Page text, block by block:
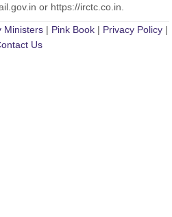
or https://irctc.co.in.
Ministers | Pink Book | Privacy Policy |
Us